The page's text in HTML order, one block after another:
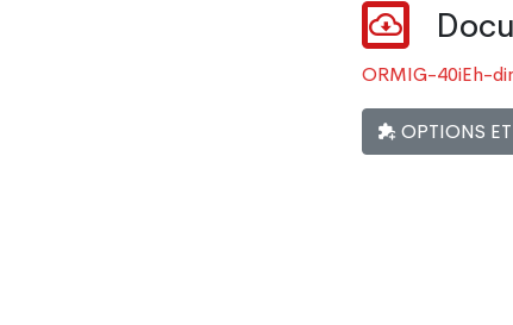
ORMIG-40iEh-
OPTIONS